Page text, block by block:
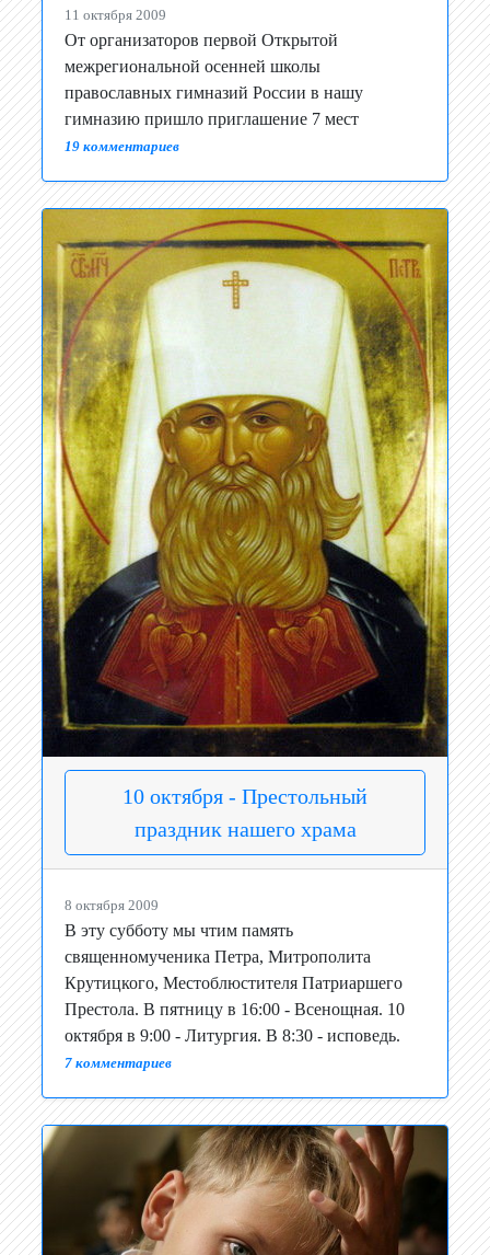
11 октября 2009
От организаторов первой Открытой
межрегиональной осенней школы
православных гимназий России в нашу
гимназию пришло приглашение 7 мест
19 комментариев
10 октября - Престольный
праздник нашего храма
8 октября 2009
В эту субботу мы чтим память
священномученика Петра, Митрополита
Крутицкого, Местоблюстителя Патриаршего
Престола. В пятницу в 16:00 - Всенощная. 10
октября в 9:00 - Литургия. В 8:30 - исповедь.
7 комментариев